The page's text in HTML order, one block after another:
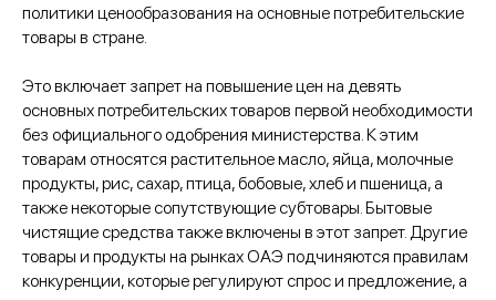
политики ценообразования на основные потребительские
товары в стране.
Это включает запрет на повышение цен на девять
основных потребительских товаров первой необходимости
без официального одобрения министерства. К этим
товарам относятся растительное масло, яйца, молочные
продукты, рис, сахар, птица, бобовые, хлеб и пшеница, а
также некоторые сопутствующие субтовары. Бытовые
чистящие средства также включены в этот запрет. Другие
товары и продукты на рынках ОАЭ подчиняются правилам
конкуренции, которые регулируют спрос и предложение, а